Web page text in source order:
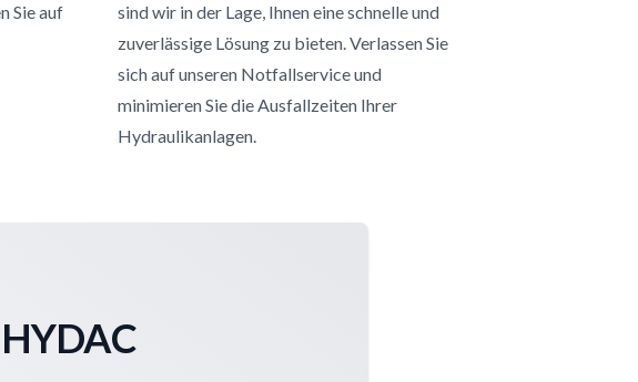
Sie auf
sind wir in der Lage, Ihnen eine schnelle und
zuverlässige Lösung zu bieten. Verlassen Sie
sich auf unseren Notfallservice und
minimieren Sie die Ausfallzeiten Ihrer
Hydraulikanlagen.